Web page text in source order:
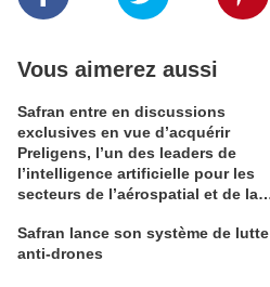
Vous aimerez aussi
Safran entre en discussions
exclusives en vue d’acquérir
Preligens, l’un des leaders de
l’intelligence artificielle pour les
secteurs de l’aérospatial et de la
Safran lance son système de lutte
anti-drones